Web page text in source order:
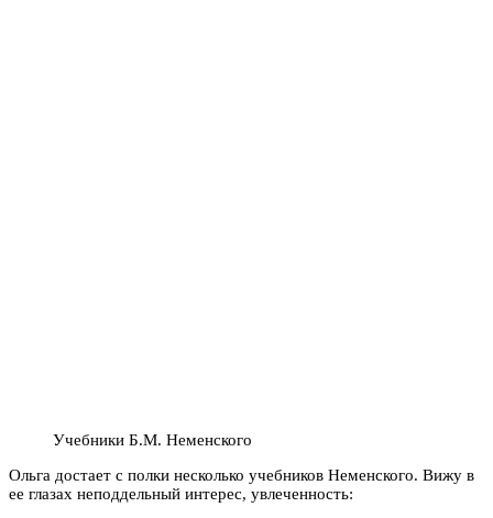
Учебники Б.М. Неменского
Ольга достает с полки несколько учебников Неменского. Вижу в
ее глазах неподдельный интерес, увлеченность: